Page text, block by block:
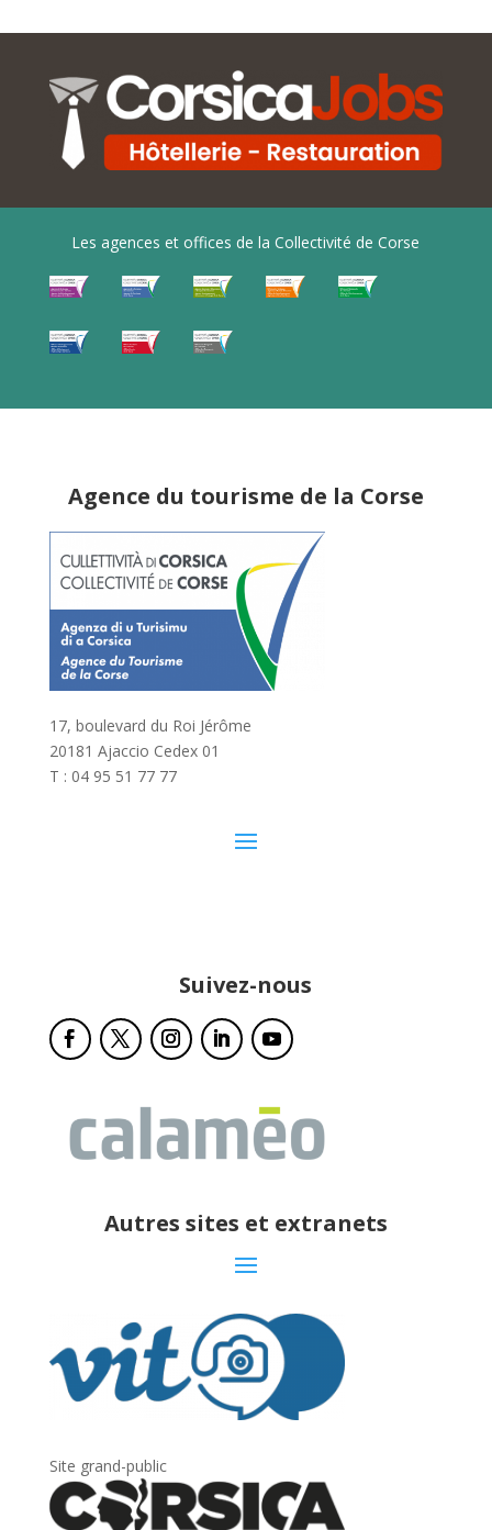
Les agences et offices de la Collectivité de Corse
Agence du tourisme de la Corse
17, boulevard du Roi Jérôme
20181 Ajaccio Cedex 01
T : 04 95 51 77 77
Suivez-nous
Autres sites et extranets
Site grand-public